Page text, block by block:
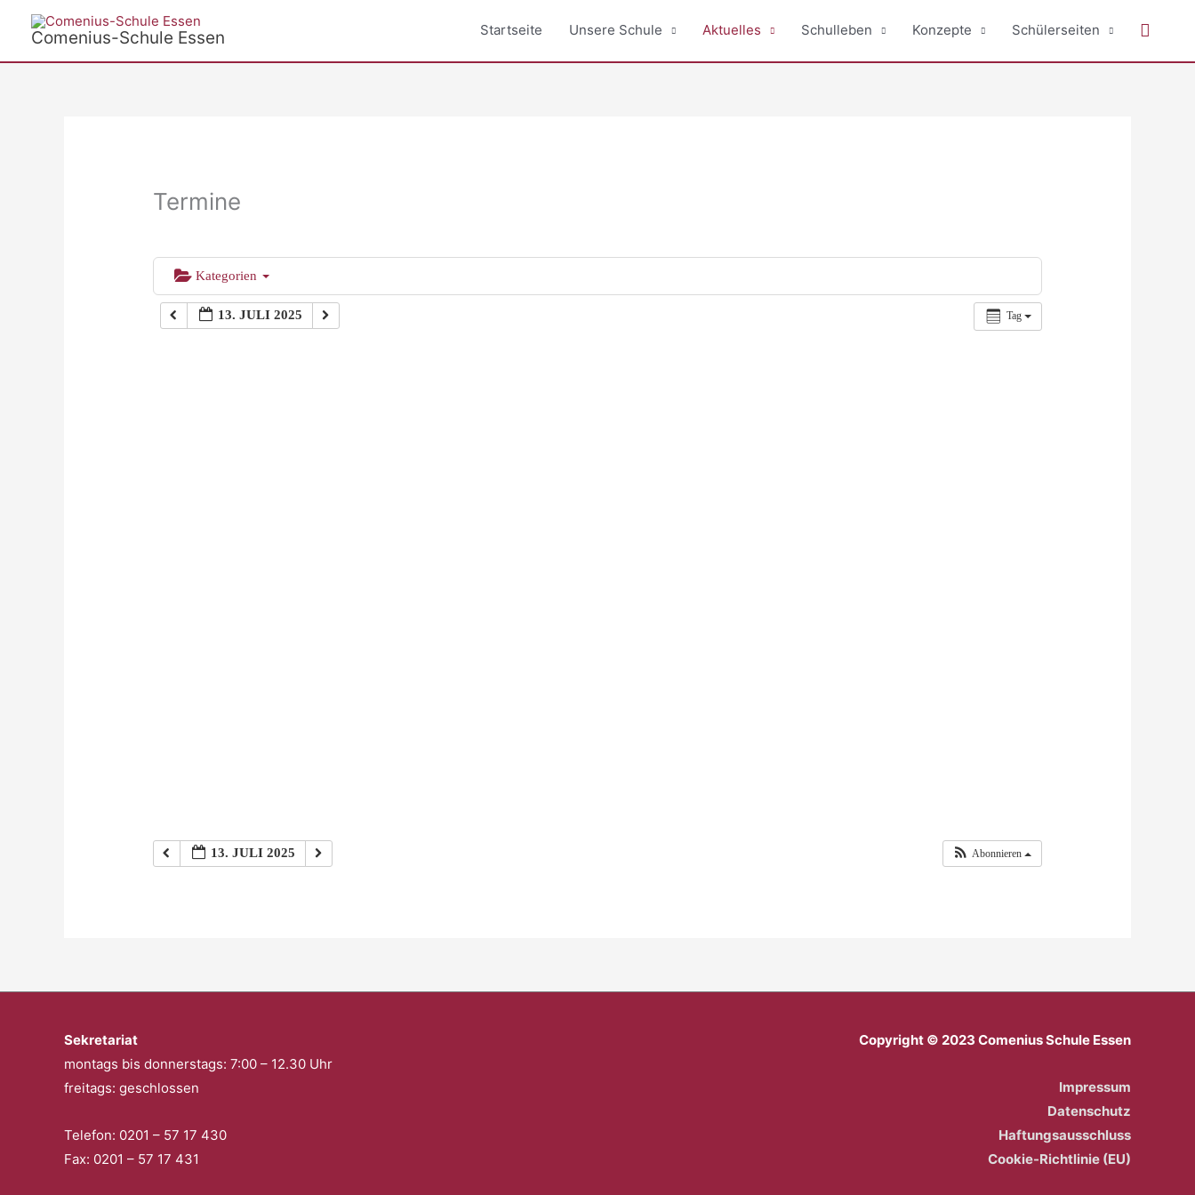
InhaltComenius-Schule Essen Startseite Unsere Schule Aktuelles Schulleben Konzepte Schülerseiten
Termine
Kategorien
Tag
13. JULI 2025
13. JULI 2025 Abonnieren
Sekretariat
montags bis donnerstags: 7:00 – 12.30 Uhr
freitags: geschlossen
Telefon: 0201 – 57 17 430
Fax: 0201 – 57 17 431
Copyright © 2023 Comenius Schule Essen
Impressum
Datenschutz
Haftungsausschluss
Cookie-Richtlinie (EU)